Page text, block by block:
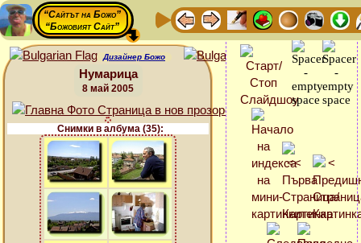
“Сайтът на Божо”
“Божовият Сайт”
Дизайнер Божо
Нумарица
8 май 2005
Снимки в албума (35):